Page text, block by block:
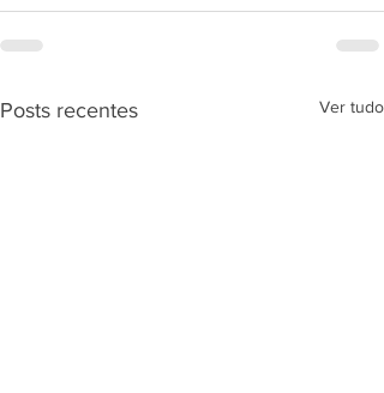
Posts recentes Ver tudo